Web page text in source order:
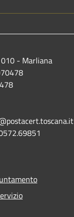
- Marliana